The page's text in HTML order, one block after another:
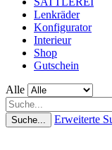
Lenkräder
Konfigurator
Interieur
Shop
Gutschein
Alle
Suche... Erweiterte